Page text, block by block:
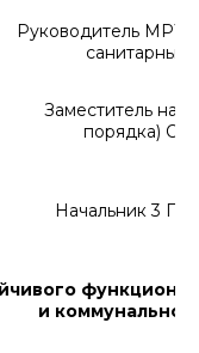
Руководитель МРУ
санитарный
Заместитель
порядка)
Начальник3
и коммунально-